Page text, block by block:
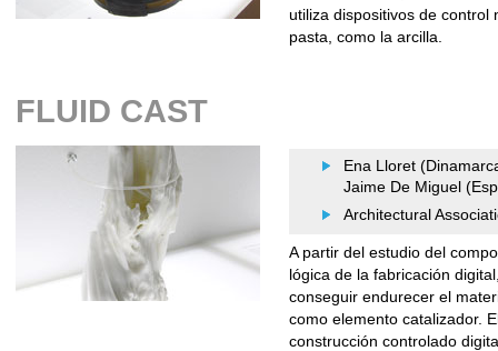
utiliza dispositivos de control
pasta, como la arcilla.
FLUID CAST
Ena Lloret
Jaime De Miguel
Architectural
A partir del estudio del
lógica de la fabricación
conseguir endurecer el
como elemento catalizador.
construcción controlado